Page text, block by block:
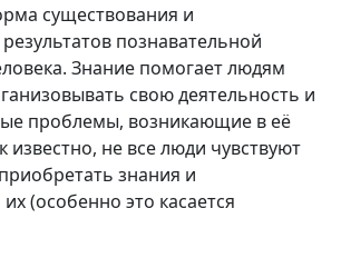
существования и
познавательной
Знание помогает людям
свою деятельность и
проблемы, возникающие в её
известно, не все люди чувствуют
знания и
(особенно это касается